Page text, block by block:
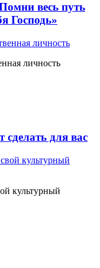
весь путь
Господь»
личность
для вас
культурный